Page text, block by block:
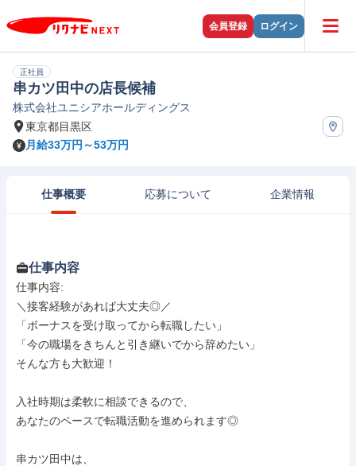
会員登録 ログイン
正社員
串カツ田中の店長候補
株式会社ユニシアホールディングス
東京都目黒区
月給33万円～53万円
仕事概要 応募について 企業情報
仕事内容
仕事内容:
＼接客経験があれば大丈夫◎／
「ボーナスを受け取ってから転職したい」
「今の職場をきちんと引き継いでから辞めたい」
そんな方も大歓迎！
入社時期は柔軟に相談できるので、
あなたのペースで転職活動を進められます◎
串カツ田中は、